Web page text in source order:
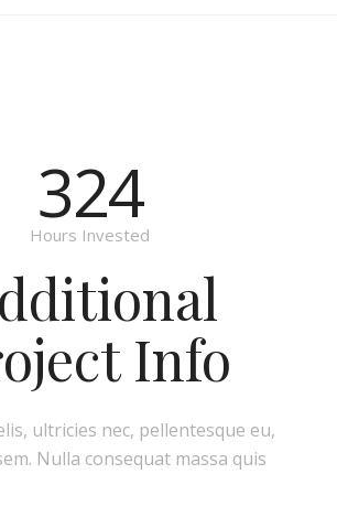
324
Hours Invested
Info
ultricies nec, pellentesque eu,
Nulla consequat massa quis